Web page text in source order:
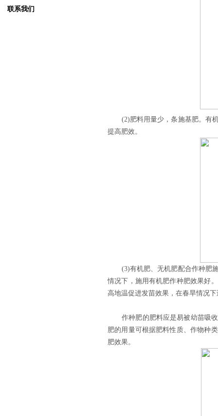
联系我们
(2)肥料用量少，条施基肥。有
提高肥效。
(3)有机肥、无机肥配合作种肥施
情况下，施用有机肥作种肥效果好
高地温促进发苗效果，在春旱情况
作种肥的肥料应是易被幼苗吸收
肥的用量可根据肥料性质、作物种
肥效果。